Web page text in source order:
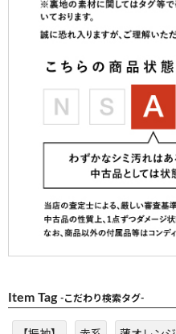
Item Tag -こだわり検索タグ-